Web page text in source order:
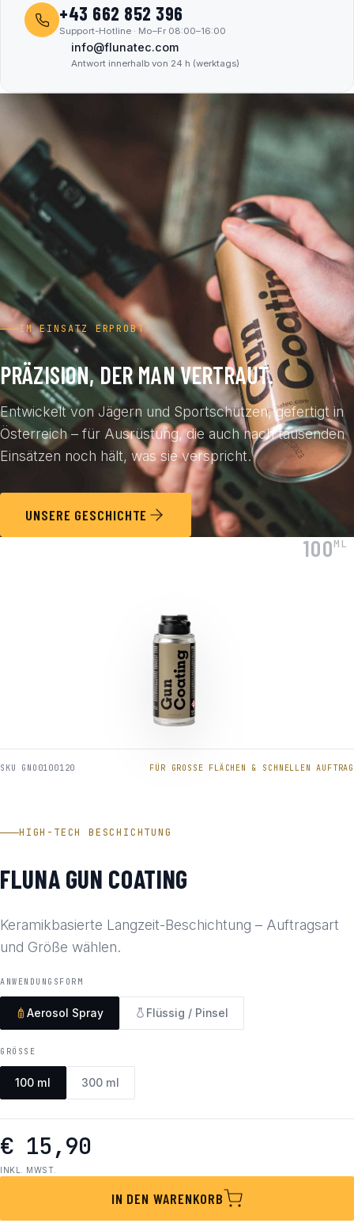
+43 662 852 396
Support-Hotline · Mo–Fr 08:00–16:00
info@flunatec.com
Antwort innerhalb von 24 h (werktags)
IM EINSATZ ERPROBT
PRÄZISION, DER MAN VERTRAUT.
Entwickelt von Jägern und Sportschützen, gefertigt in
Österreich – für Ausrüstung, die auch nach tausenden
Einsätzen noch hält, was sie verspricht.
UNSERE GESCHICHTE
100ML
SKU GNO0100120 FÜR GROSSE FLÄCHEN & SCHNELLEN AUFTRAG
HIGH-TECH BESCHICHTUNG
FLUNA GUN COATING
Keramikbasierte Langzeit-Beschichtung – Auftragsart
und Größe wählen.
ANWENDUNGSFORM
Aerosol Spray Flüssig / Pinsel
GRÖSSE
100 ml 300 ml
€ 15,90
INKL. MWST.
IN DEN WARENKORB